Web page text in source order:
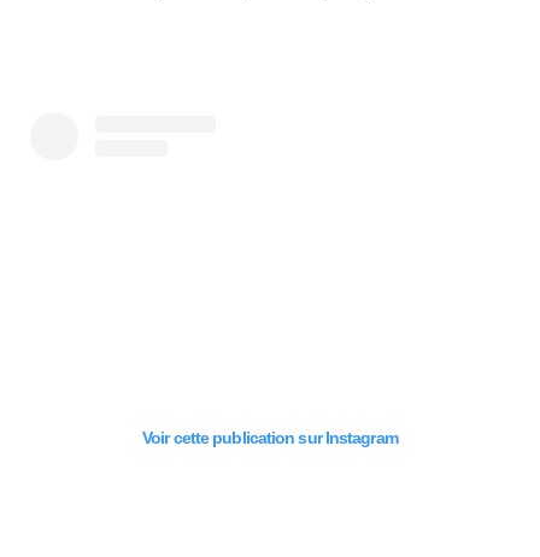
Voir cette publication sur Instagram